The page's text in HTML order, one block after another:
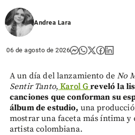
Andrea Lara
06 de agosto de 2026
A un día del lanzamiento deNo
Sentir Tanto, Karol Greveló la
canciones que conforman su
álbum de estudio, una
mostrar una faceta más íntima y
artista colombiana.